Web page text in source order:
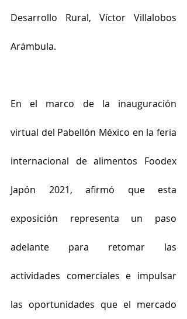
Desarrollo Rural, Víctor Villalobos
Arámbula.
En el marco de la inauguración
virtual del Pabellón México en la feria
internacional de alimentos Foodex
Japón 2021, afirmó que esta
exposición representa un paso
adelante para retomar las
actividades comerciales e impulsar
las oportunidades que el mercado